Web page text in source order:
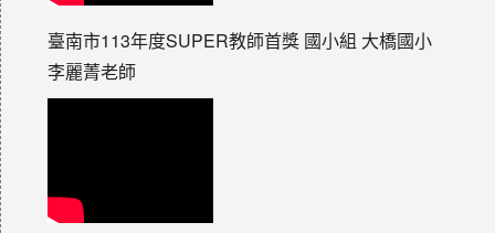
臺南市113年度SUPER教師首獎 國小組 大橋國小
李麗菁老師